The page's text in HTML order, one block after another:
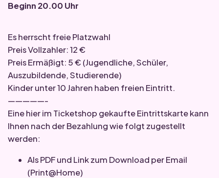
Beginn 20.00 Uhr
Es herrscht freie Platzwahl
Preis Vollzahler: 12 €
Preis Ermäßigt: 5 € (Jugendliche, Schüler,
Auszubildende, Studierende)
Kinder unter 10 Jahren haben freien Eintritt.
—————-
Eine hier im Ticketshop gekaufte Eintrittskarte kann
Ihnen nach der Bezahlung wie folgt zugestellt
werden:
Als PDF und Link zum Download per Email
(Print@Home)